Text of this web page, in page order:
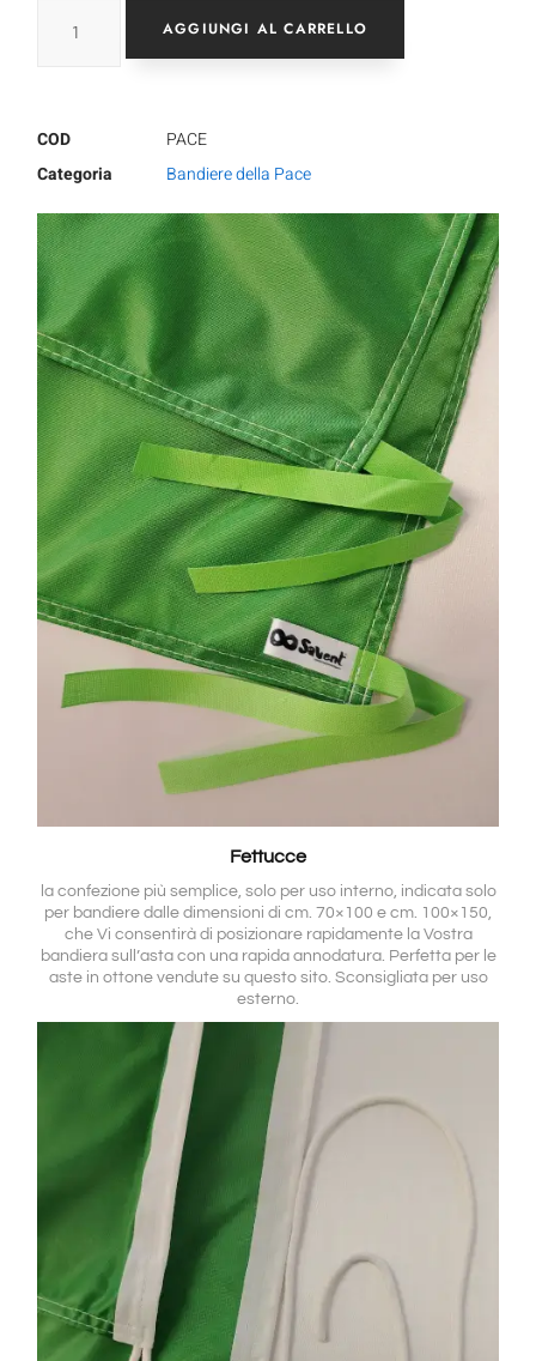
AGGIUNGI AL CARRELLO
COD
PACE
Categoria
Bandiere della Pace
Fettucce
la confezione più semplice, solo per uso interno, indicata solo
per bandiere dalle dimensioni di cm. 70×100 e cm. 100×150,
che Vi consentirà di posizionare rapidamente la Vostra
bandiera sull’asta con una rapida annodatura. Perfetta per le
aste in ottone vendute su questo sito. Sconsigliata per uso
esterno.